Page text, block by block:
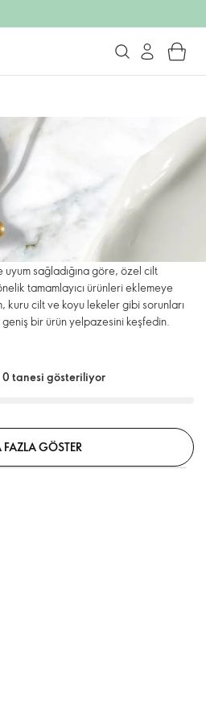
sağladığına göre, özel cilt
tamamlayıcı ürünleri eklemeye
kuru cilt ve koyu lekeler gibi sorunları
bir ürün yelpazesini keşfedin.
0 tanesi gösteriliyor
GÖSTER